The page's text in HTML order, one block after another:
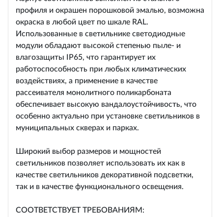
профиля и окрашен порошковой эмалью, возможна
окраска в любой цвет по шкале RAL.
Использованные в светильнике светодиодные
модули обладают высокой степенью пыле- и
влагозащиты IP65, что гарантирует их
работоспособность при любых климатических
воздействиях, а применение в качестве
рассеивателя монолитного поликарбоната
обеспечивает высокую вандалоустойчивость, что
особенно актуально при установке светильников в
муниципальных скверах и парках.
Широкий выбор размеров и мощностей
светильников позволяет использовать их как в
качестве светильников декоративной подсветки,
так и в качестве функционального освещения.
СООТВЕТСТВУЕТ ТРЕБОВАНИЯМ: